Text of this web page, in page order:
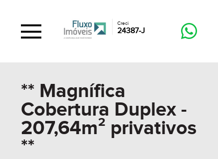
Creci
24387-J
** Magnífica
Cobertura Duplex -
207,64m² privativos
**